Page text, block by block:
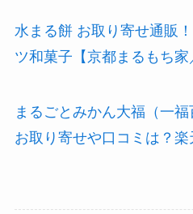
水まる餅 お取り寄せ通販
ツ和菓子【京都まるもち家
まるごとみかん大福（一
お取り寄せや口コミは？